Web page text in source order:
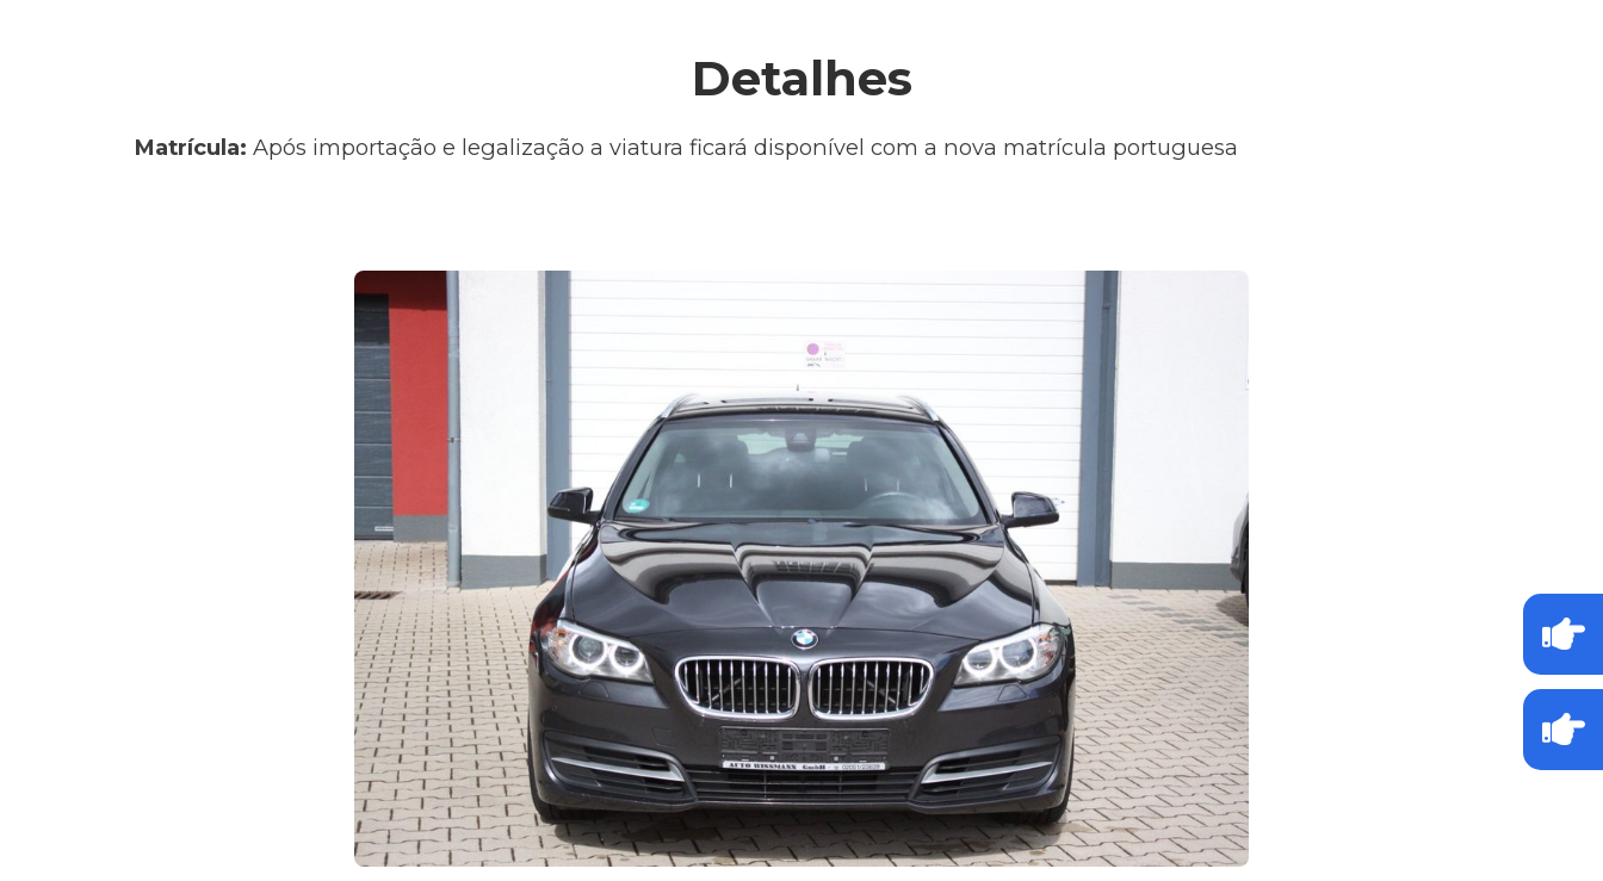
Detalhes
Matrícula: Após importação e legalização a viatura ficará disponível com a nova matrícula portuguesa